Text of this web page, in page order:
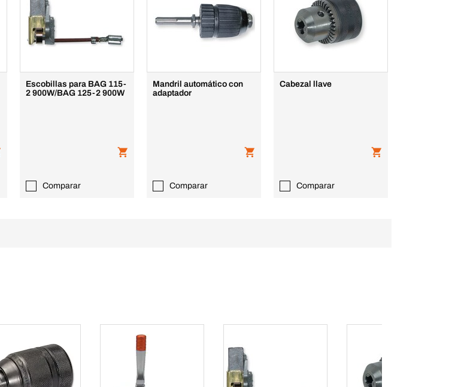
Escobillas para BAG 115-
2 900W/BAG 125-2 900W
Comparar
Mandril automático con
adaptador
Comparar
Cabezal llave
Comparar